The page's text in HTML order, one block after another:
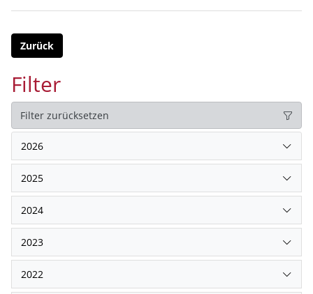
Zurück
Filter
Filter zurücksetzen
2026
2025
2024
2023
2022